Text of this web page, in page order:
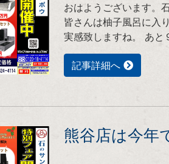
おはようございます。
皆さんは柚子風呂に入
実感致しますね。 あ
記事詳細へ
熊谷店は今年